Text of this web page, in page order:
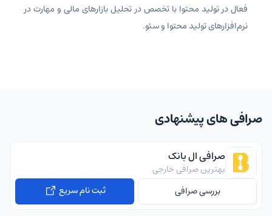
فعال در تولید محتوا با تخصص در تحلیل بازارهای مالی و مهارت در
نرم‌افزارهای تولید محتوا و سئو.
صرافی های پیشنهادی
صرافی ال بانک
بهترین صرافی خارجی
بررسی صرافی
ثبت نام سریع